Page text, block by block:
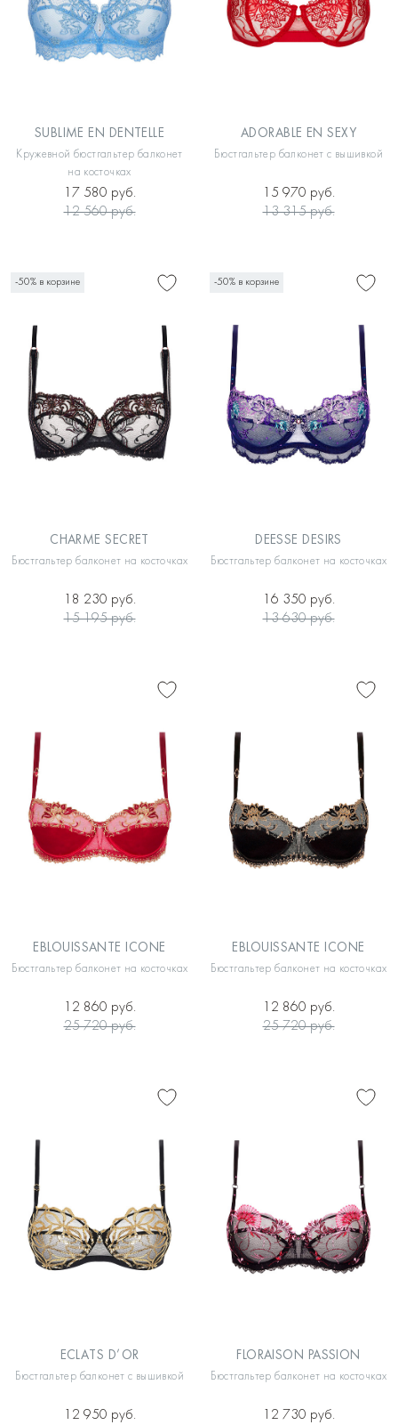
SUBLIME EN DENTELLE
Кружевной бюстгальтер балконет
на косточках
17 580 руб.
12 560 руб.
ADORABLE EN SEXY
Бюстгальтер балконет с вышивкой
15 970 руб.
13 315 руб.
-50% в корзине
CHARME SECRET
Бюстгальтер балконет на косточках
18 230 руб.
15 195 руб.
-50% в корзине
DEESSE DESIRS
Бюстгальтер балконет на косточках
16 350 руб.
13 630 руб.
EBLOUISSANTE ICONE
Бюстгальтер балконет на косточках
12 860 руб.
25 720 руб.
EBLOUISSANTE ICONE
Бюстгальтер балконет на косточках
12 860 руб.
25 720 руб.
ECLATS D’OR
Бюстгальтер балконет с вышивкой
12 950 руб.
FLORAISON PASSION
Бюстгальтер балконет на косточках
12 730 руб.